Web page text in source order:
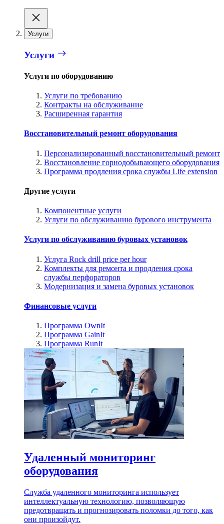
Услуги
Услуги
Услуги по оборудованию
Услуги по требованию
Контракты на обслуживание
Расширенная гарантия
Восстановительный ремонт оборудования
Персонализированный восстановительный ремонт
Восстановление горнодобывающего оборудования
Программа продления срока службы Life extension
Другие услуги
Компонентные услуги
Услуги по обслуживанию бурового инструмента
Услуги по обслуживанию буровых установок
Услуга Rock drill price per hour
Комплекты для ремонта и продления срока
службы перфораторов
Модернизация и замена буровых установок
Финансовые услуги
Программа OwnIt
Программа GainIt
Программа RunIt
Удаленный мониторинг
оборудования
Служба удаленного мониторинга использует
интеллектуальную технологию, позволяющую
предотвращать и прогнозировать поломки до того, как
они произойдут.